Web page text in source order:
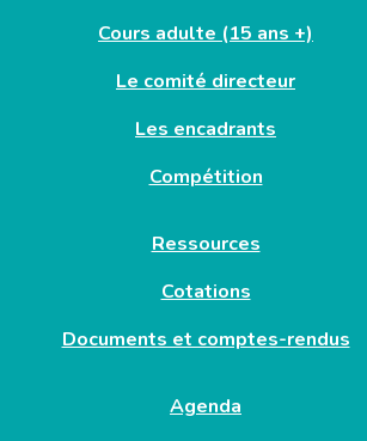
Cours adulte (15 ans +)
Le comité directeur
Les encadrants
Compétition
Ressources
Cotations
Documents et comptes-rendus
Agenda